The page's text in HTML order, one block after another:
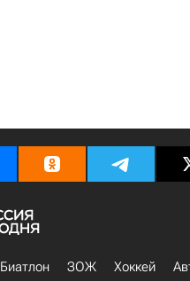
Биатлон ЗОЖ Хоккей